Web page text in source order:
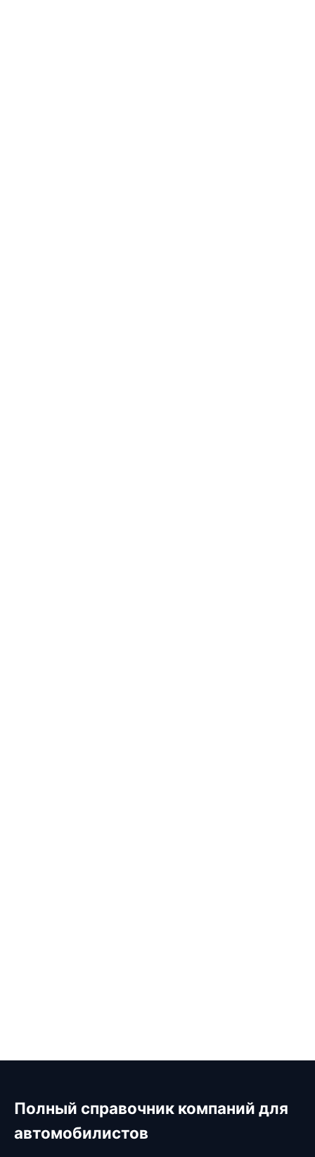
Полный справочник компаний для
автомобилистов